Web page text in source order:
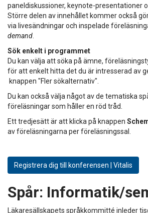
paneldiskussioner, keynote-presentationer
Större delen av innehållet kommer också
via livesändningar och inspelade
demand
Sök enkelt i programmet
Du kan välja att söka på ämne,
för att enkelt hitta det du är intresserad av
knappen "Fler sökalternativ".
Du kan också välja något av de tematiska
föreläsningar som håller en röd tråd.
Ett tredjesätt är att klicka på knappen
av föreläsningarna per föreläsningssal.
Registrera dig till konferensen | Vitalis
Spår: Informatik/
Läkaresällskapets språkkommitté inleder